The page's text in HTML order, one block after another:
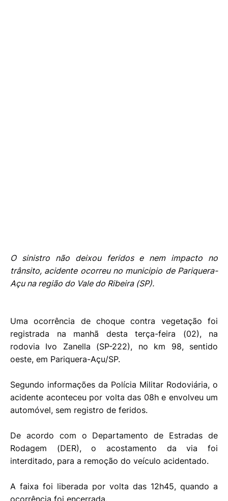
O sinistro não deixou feridos e nem impacto no
trânsito, acidente ocorreu no municipio de Pariquera-
Açu na região do Vale do Ribeira (SP).
Uma ocorrência de choque contra vegetação foi
registrada na manhã desta terça-feira (02), na
rodovia Ivo Zanella (SP-222), no km 98, sentido
oeste, em Pariquera-Açu/SP.
Segundo informações da Polícia Militar Rodoviária, o
acidente aconteceu por volta das 08h e envolveu um
automóvel, sem registro de feridos.
De acordo com o Departamento de Estradas de
Rodagem (DER), o acostamento da via foi
interditado, para a remoção do veículo acidentado.
A faixa foi liberada por volta das 12h45, quando a